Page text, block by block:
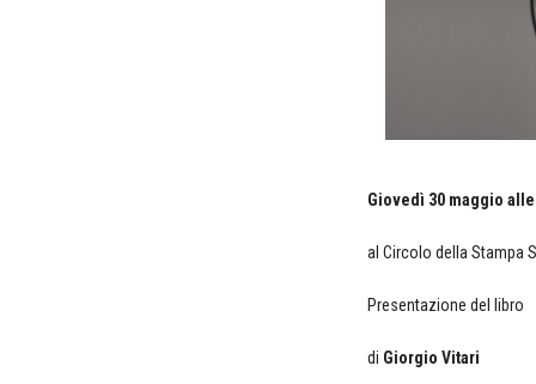
Giovedì 30 maggio
al Circolo della Stampa
Presentazione del libro
di Giorgio Vitari